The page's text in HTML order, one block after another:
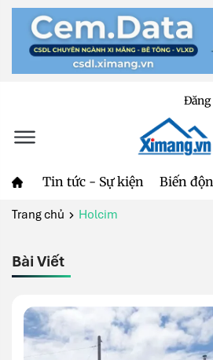
Đăng
Tin tức - Sự kiện Biến
Trang chủ Holcim
Bài Viết